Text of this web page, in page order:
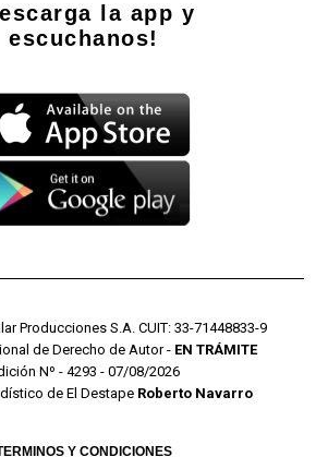
la app y
escuchanos!
Producciones S.A. CUIT: 33-71448833-9
de Derecho de Autor - EN TRÁMITE
Nº - 4293 - 07/08/2026
de El Destape Roberto Navarro
Y CONDICIONES